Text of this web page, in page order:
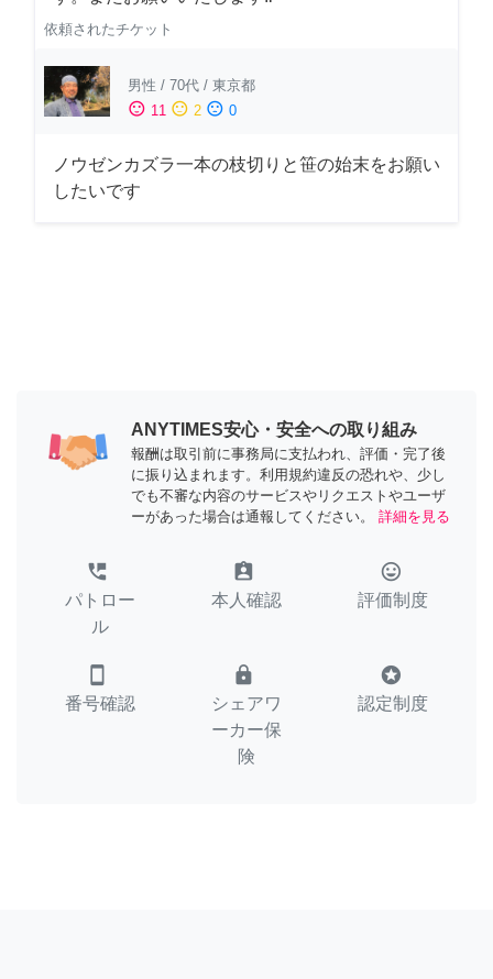
依頼されたチケット
男性 / 70代 / 東京都
sentiment_satisfied 11 sentiment_neutral 2 sentiment_dissatisfied 0
ノウゼンカズラ一本の枝切りと笹の始末をお願い
したいです
ANYTIMES安心・安全への取り組み
報酬は取引前に事務局に支払われ、評価・完了後
に振り込まれます。利用規約違反の恐れや、少し
でも不審な内容のサービスやリクエストやユーザ
ーがあった場合は通報してください。
詳細を見る
perm_phone_msg
パトロー
ル
assignment_ind
本人確認
tag_faces
評価制度
smartphone
番号確認
lock
シェアワ
ーカー保
険
stars
認定制度